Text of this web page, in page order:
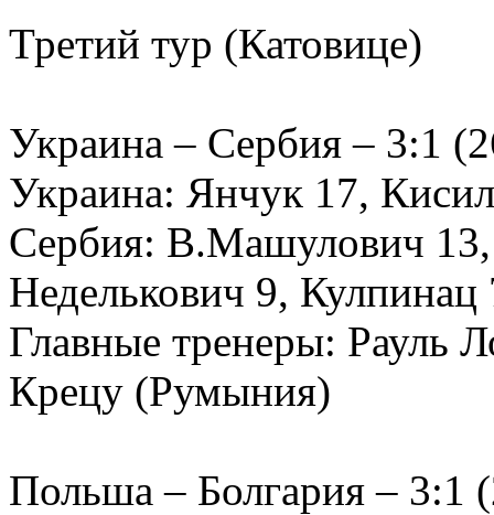
Третий тур (Катовице)
Украина – Сербия – 3:1
Украина: Янчук 17,
Сербия: В.Машулович
Неделькович 9,
Главные тренеры: Рауль
Крецу (Румыния)
Польша – Болгария – 3:1